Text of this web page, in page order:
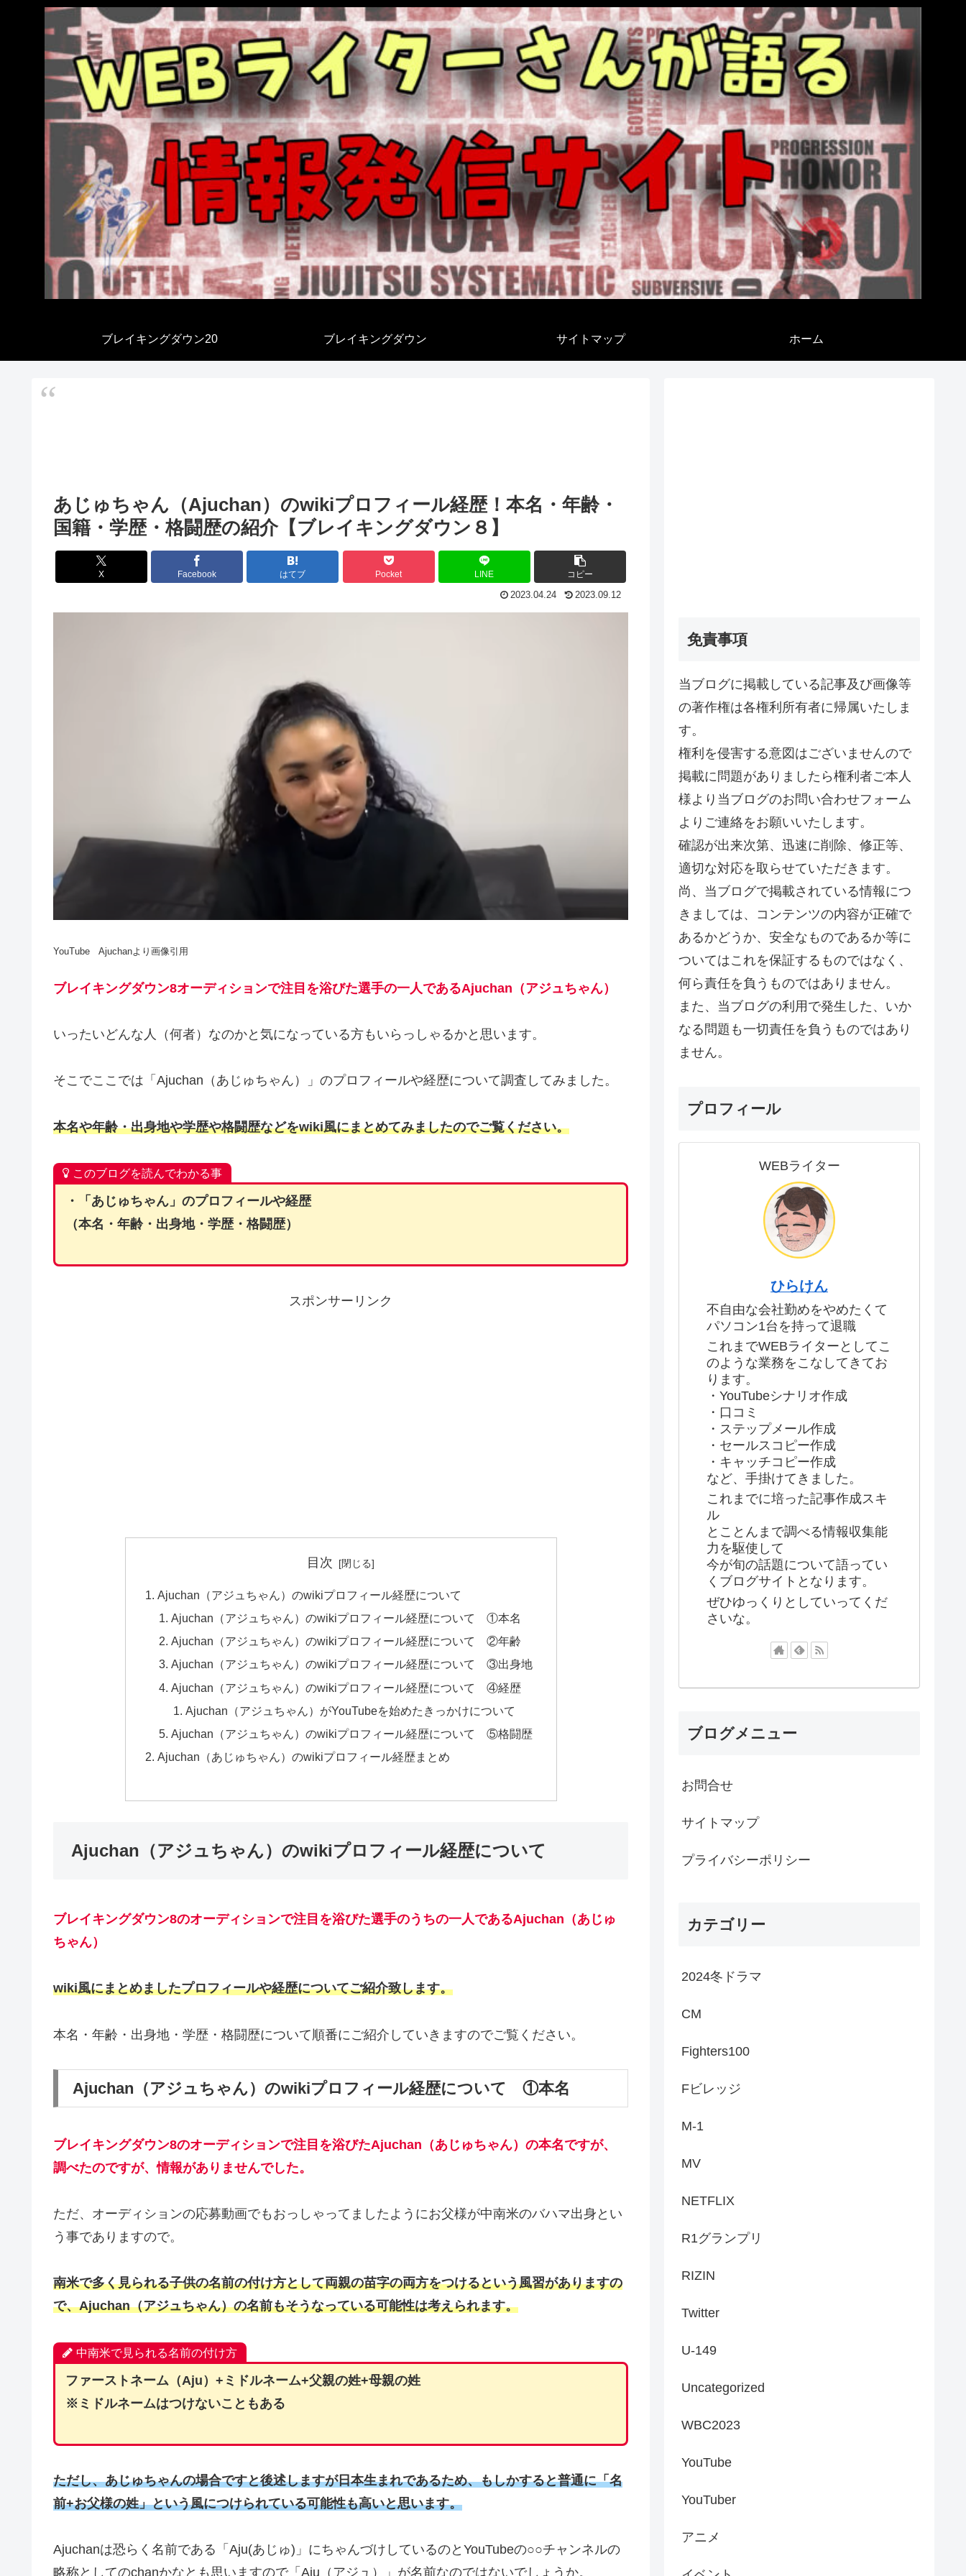
ブレイキングダウン20 ブレイキングダウン サイトマップ ホーム
あじゅちゃん（Ajuchan）のwikiプロフィール経歴！本名・年齢・
国籍・学歴・格闘歴の紹介【ブレイキングダウン８】
X Facebook はてブ Pocket LINE コピー
2023.04.24 2023.09.12
YouTube Ajuchanより画像引用
ブレイキングダウン8オーディションで注目を浴びた選手の一人であるAjuchan（アジュちゃん）
いったいどんな人（何者）なのかと気になっている方もいらっしゃるかと思います。
そこでここでは「Ajuchan（あじゅちゃん）」のプロフィールや経歴について調査してみました。
本名や年齢・出身地や学歴や格闘歴などをwiki風にまとめてみましたのでご覧ください。
このブログを読んでわかる事
・「あじゅちゃん」のプロフィールや経歴
（本名・年齢・出身地・学歴・格闘歴）
スポンサーリンク
目次
Ajuchan（アジュちゃん）のwikiプロフィール経歴について
Ajuchan（アジュちゃん）のwikiプロフィール経歴について ①本名
Ajuchan（アジュちゃん）のwikiプロフィール経歴について ②年齢
Ajuchan（アジュちゃん）のwikiプロフィール経歴について ③出身地
Ajuchan（アジュちゃん）のwikiプロフィール経歴について ④経歴
Ajuchan（アジュちゃん）がYouTubeを始めたきっかけについて
Ajuchan（アジュちゃん）のwikiプロフィール経歴について ⑤格闘歴
Ajuchan（あじゅちゃん）のwikiプロフィール経歴まとめ
Ajuchan（アジュちゃん）のwikiプロフィール経歴について
ブレイキングダウン8のオーディションで注目を浴びた選手のうちの一人であるAjuchan（あじゅ
ちゃん）
wiki風にまとめましたプロフィールや経歴についてご紹介致します。
本名・年齢・出身地・学歴・格闘歴について順番にご紹介していきますのでご覧ください。
Ajuchan（アジュちゃん）のwikiプロフィール経歴について ①本名
ブレイキングダウン8のオーディションで注目を浴びたAjuchan（あじゅちゃん）の本名ですが、
調べたのですが、情報がありませんでした。
ただ、オーディションの応募動画でもおっしゃってましたようにお父様が中南米のバハマ出身とい
う事でありますので。
南米で多く見られる子供の名前の付け方として両親の苗字の両方をつけるという風習がありますの
で、Ajuchan（アジュちゃん）の名前もそうなっている可能性は考えられます。
中南米で見られる名前の付け方
ファーストネーム（Aju）+ミドルネーム+父親の姓+母親の姓
※ミドルネームはつけないこともある
ただし、あじゅちゃんの場合ですと後述しますが日本生まれであるため、もしかすると普通に「名
前+お父様の姓」という風につけられている可能性も高いと思います。
Ajuchanは恐らく名前である「Aju(あじゅ)」にちゃんづけしているのとYouTubeの○○チャンネルの
略称としてのchanかなとも思いますので「Aju（アジュ）」が名前なのではないでしょうか。
免責事項
当ブログに掲載している記事及び画像等
の著作権は各権利所有者に帰属いたしま
す。
権利を侵害する意図はございませんので
掲載に問題がありましたら権利者ご本人
様より当ブログのお問い合わせフォーム
よりご連絡をお願いいたします。
確認が出来次第、迅速に削除、修正等、
適切な対応を取らせていただきます。
尚、当ブログで掲載されている情報につ
きましては、コンテンツの内容が正確で
あるかどうか、安全なものであるか等に
ついてはこれを保証するものではなく、
何ら責任を負うものではありません。
また、当ブログの利用で発生した、いか
なる問題も一切責任を負うものではあり
ません。
プロフィール
WEBライター
ひらけん
不自由な会社勤めをやめたくて
パソコン1台を持って退職
これまでWEBライターとしてこ
のような業務をこなしてきてお
ります。
・YouTubeシナリオ作成
・口コミ
・ステップメール作成
・セールスコピー作成
・キャッチコピー作成
など、手掛けてきました。
これまでに培った記事作成スキ
ル
とことんまで調べる情報収集能
力を駆使して
今が旬の話題について語ってい
くブログサイトとなります。
ぜひゆっくりとしていってくだ
さいな。
ブログメニュー
お問合せ
サイトマップ
プライバシーポリシー
カテゴリー
2024冬ドラマ
CM
Fighters100
Fビレッジ
M-1
MV
NETFLIX
R1グランプリ
RIZIN
Twitter
U-149
Uncategorized
WBC2023
YouTube
YouTuber
アニメ